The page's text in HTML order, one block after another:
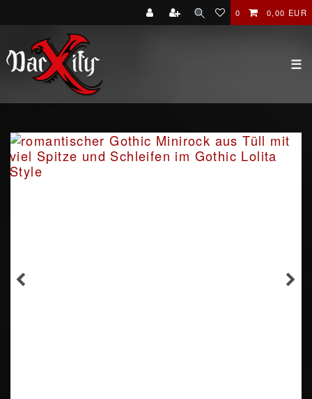
0 0,00 EUR
☰